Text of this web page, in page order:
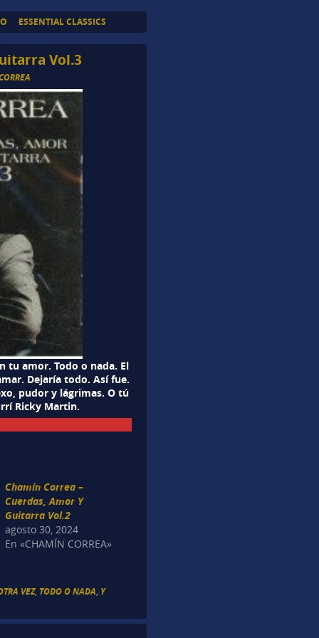
ESSENTIAL CLASSICS
Vol.3
tu amor. Todo o nada. El
Dejaría todo. Así fue.
pudor y lágrimas. O tú
Ricky Martin.
Chamín Correa –
Cuerdas, Amor Y
Guitarra Vol.2
agosto 30, 2024
En «CHAMÍN CORREA»
VEZ, TODO O NADA Y